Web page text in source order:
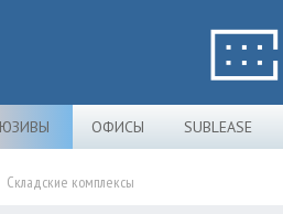
ОФИСЫ SUBLEASE
Складские комплексы